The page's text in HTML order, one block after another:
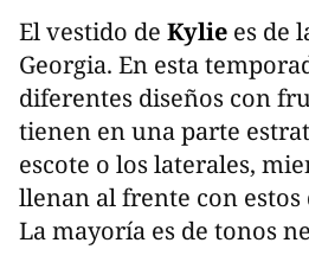
El vestido de Kylie es de
Georgia. En esta
diferentes diseños con
tienen en una parte
escote o los laterales,
llenan al frente con estos
La mayoría es de tonos